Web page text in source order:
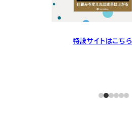
特設サイトはこちら